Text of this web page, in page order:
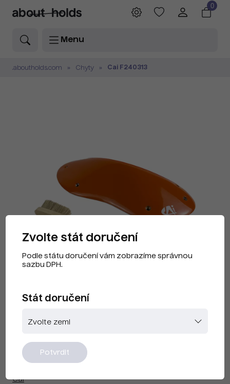
Menu
0
.aboutholds.com Chyty Cai F240313
CAI F240313 Fluoro zelená
Cai
Zvolte stát doručení
Podle státu doručení vám zobrazíme správnou
sazbu DPH.
Stát doručení
Potvrdit